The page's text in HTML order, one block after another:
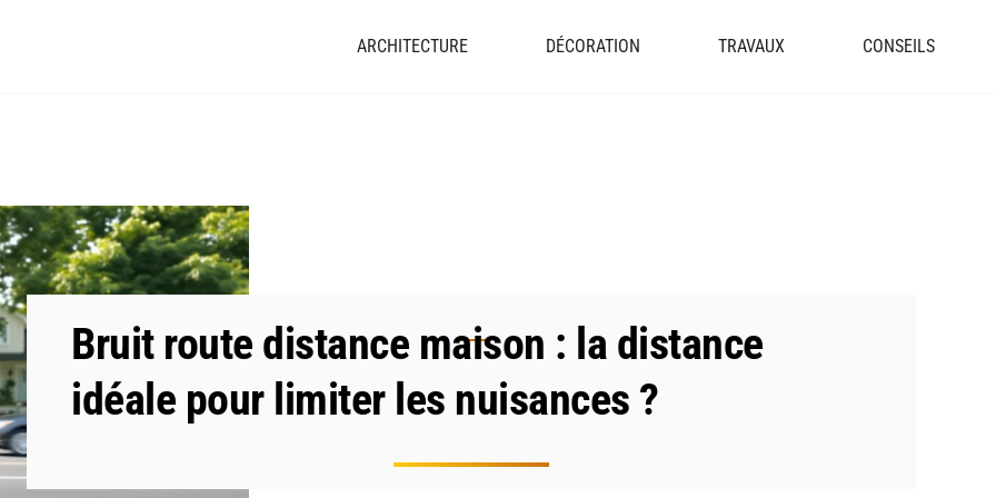
ARCHITECTURE DÉCORATION TRAVAUX CONSEILS
Bruit route distance maison : la distance
idéale pour limiter les nuisances ?